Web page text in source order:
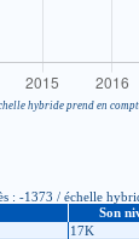
hybride prend en
-1373 / échelle
Son
17K